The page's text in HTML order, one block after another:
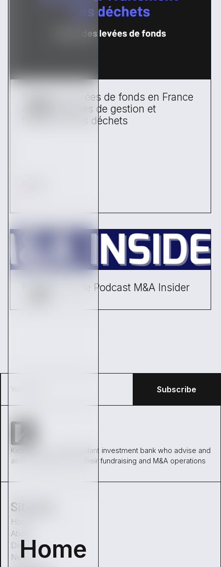
Étude des levées de fonds en France
des entreprises de gestion et
traitement des déchets
Kickston sur le Podcast M&A Insider
Kickston is an independant investment bank who advise and
assit entrepreneur on their fundraising and M&A operations
Sitemap
Home
About
Deals
NewsHome